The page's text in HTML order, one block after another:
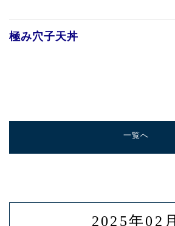
極み穴子天丼
一覧へ
2025年02月